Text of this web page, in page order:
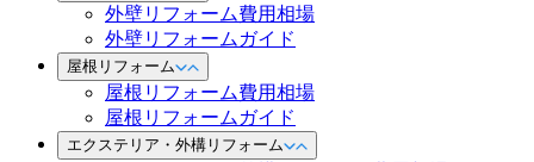
外壁リフォーム費用相場
外壁リフォームガイド
屋根リフォーム
屋根リフォーム費用相場
屋根リフォームガイド
エクステリア・外構リフォーム